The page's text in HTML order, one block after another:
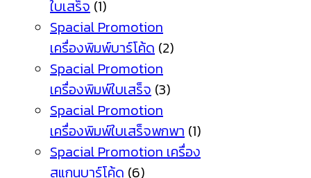
ใบเสร็จ (1)
Spacial Promotion
เครื่องพิมพ์บาร์โค้ด (2)
Spacial Promotion
เครื่องพิมพ์ใบเสร็จ (3)
Spacial Promotion
เครื่องพิมพ์ใบเสร็จพกพา (1)
Spacial Promotion เครื่อง
สแกนบาร์โค้ด (6)